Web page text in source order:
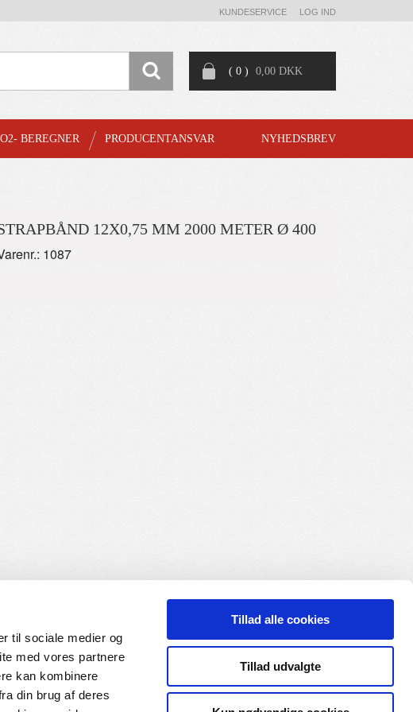
til sociale medier og
med vores partnere
kan kombinere
din brug af deres
Tillad alle cookies
Tillad udvalgte
KUNDESERVICE LOG IND
( 0 ) 0,00 DKK
BEREGNER PRODUCENTANSVAR NYHEDSBREV
12X0,75 MM 2000 METER Ø 400
1087
DU